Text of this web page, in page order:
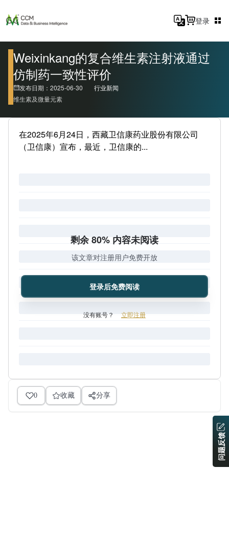
登录
Weixinkang的复合维生素注射液通过
仿制药一致性评价
发布日期：2025-06-30
行业新闻
维生素及微量元素
在2025年6月24日，西藏卫信康药业股份有限公司
（卫信康）宣布，最近，卫信康的...
剩余 80% 内容未阅读
该文章对注册用户免费开放
登录后免费阅读
没有账号？ 立即注册
0 收藏 分享
问题反馈